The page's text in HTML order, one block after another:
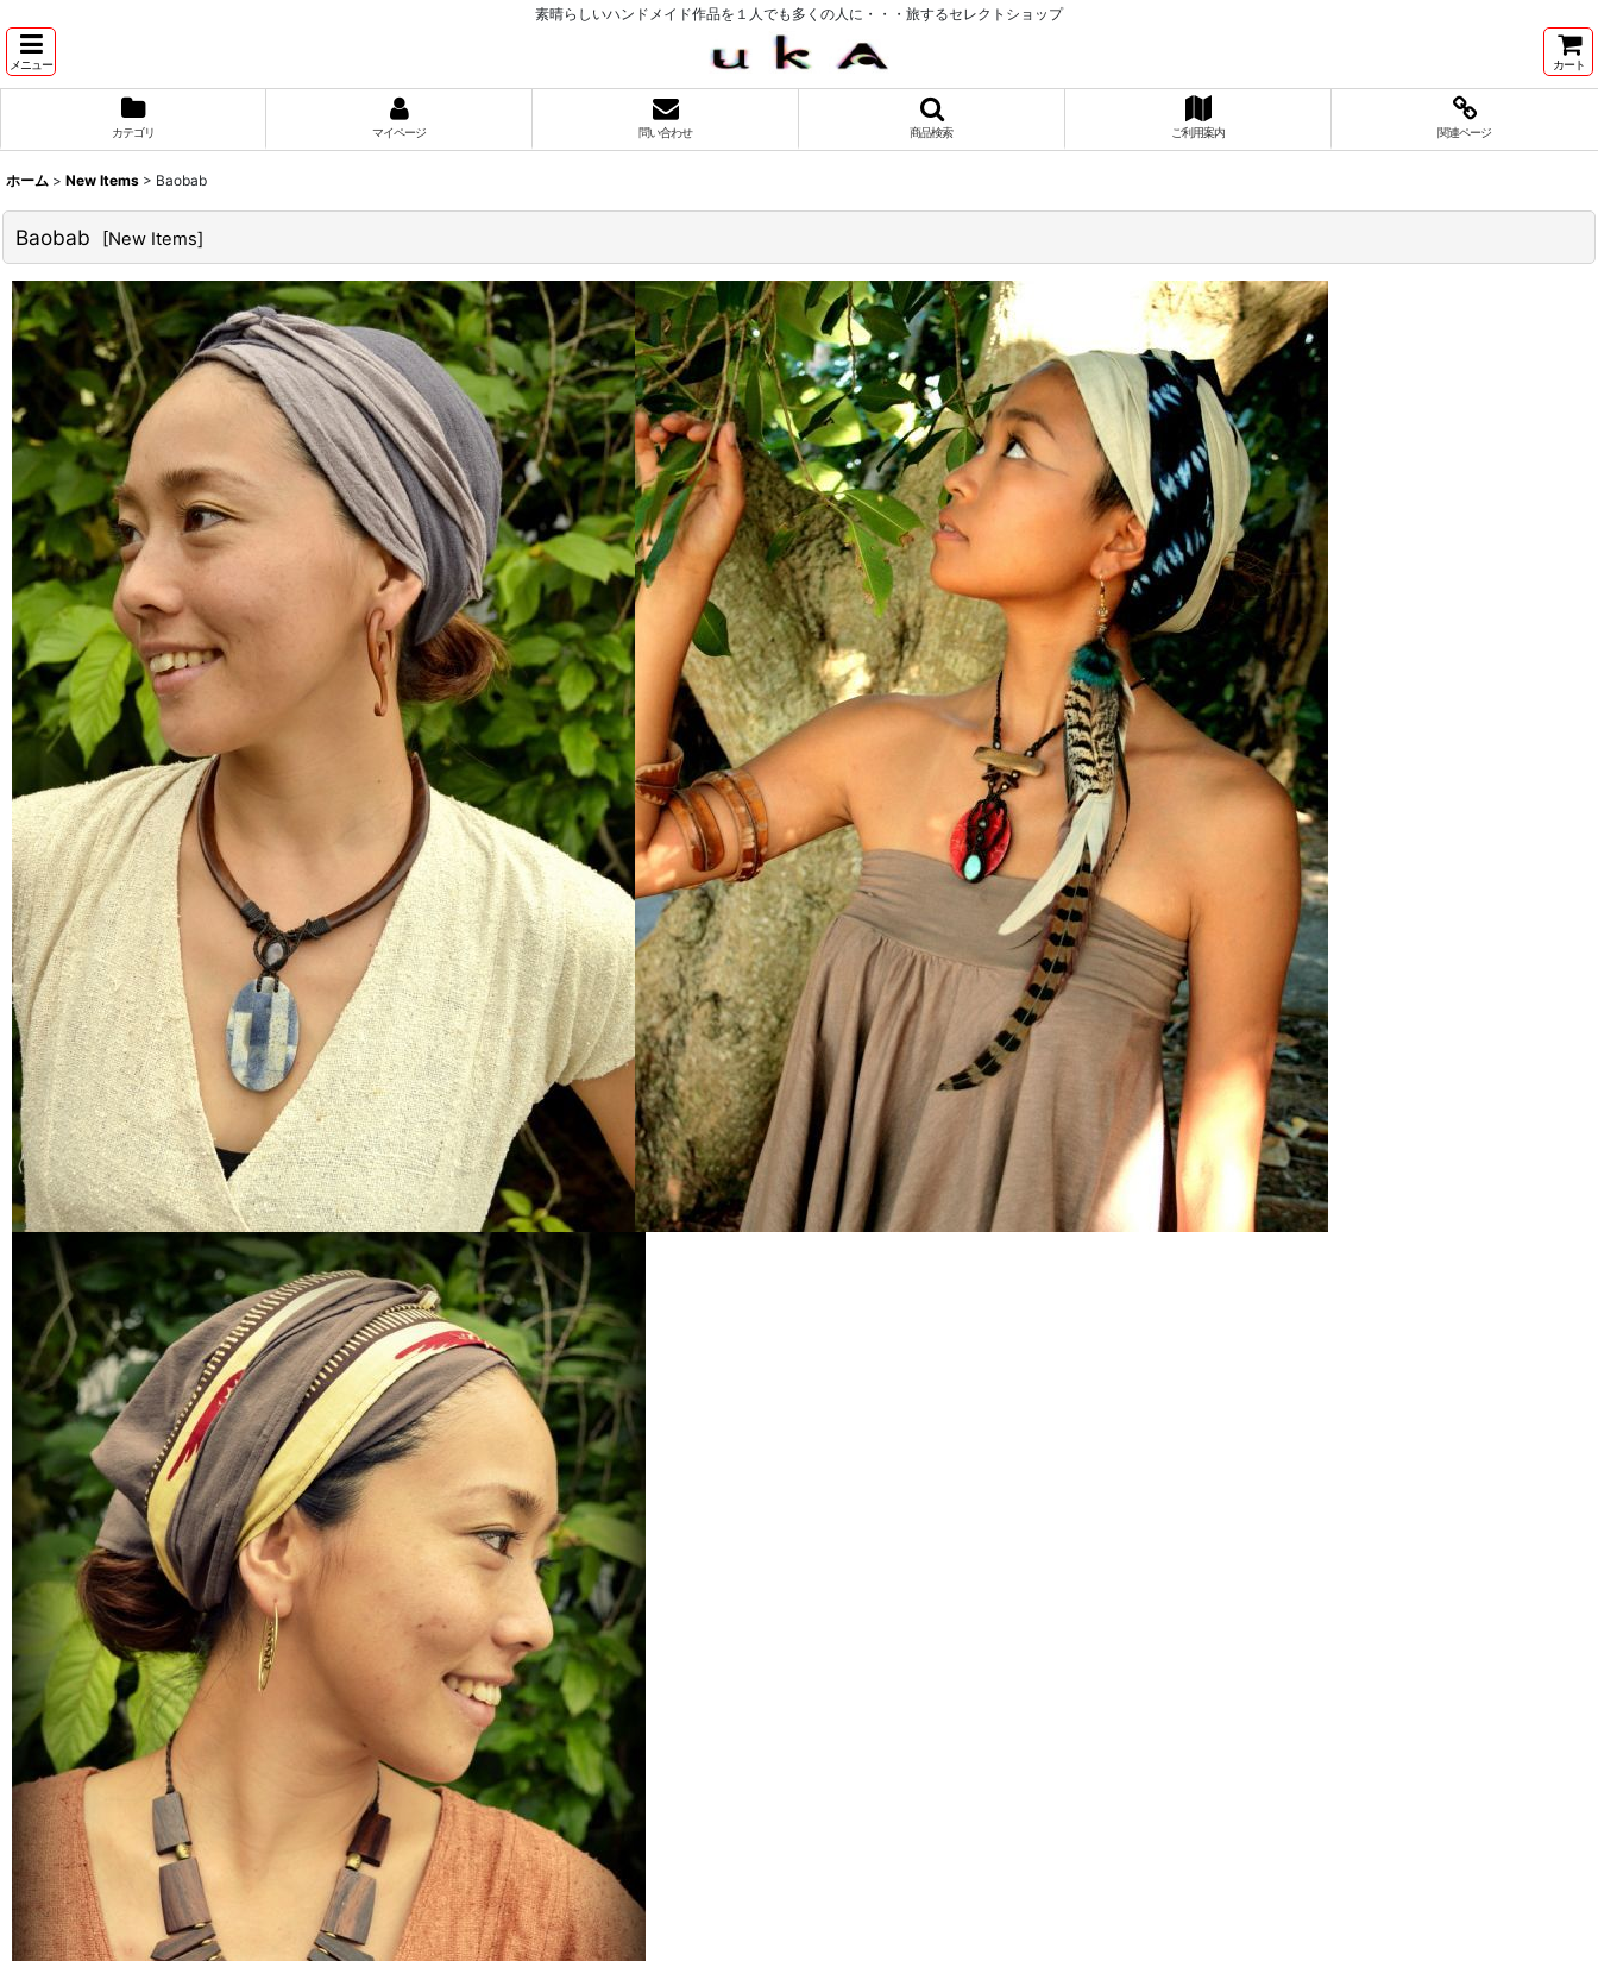
素晴らしいハンドメイド作品を１人でも多くの人に・・・旅するセレクトショップ
メニュー カート
カテゴリ マイページ 問い合わせ 商品検索 ご利用案内 関連ページ
ホーム > New Items > Baobab
Baobab [New Items]